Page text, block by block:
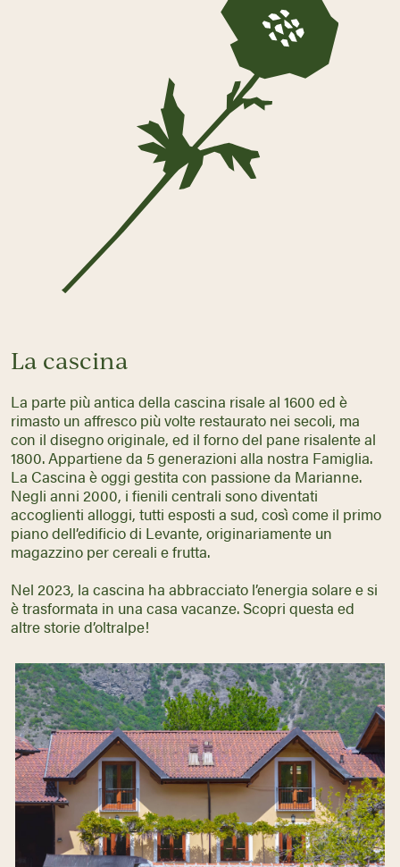
La cascina
La parte più antica della cascina risale al 1600 ed è
rimasto un affresco più volte restaurato nei secoli, ma
con il disegno originale, ed il forno del pane risalente al
1800. Appartiene da 5 generazioni alla nostra Famiglia.
La Cascina è oggi gestita con passione da Marianne.
Negli anni 2000, i fienili centrali sono diventati
accoglienti alloggi, tutti esposti a sud, così come il primo
piano dell’edificio di Levante, originariamente un
magazzino per cereali e frutta.
Nel 2023, la cascina ha abbracciato l’energia solare e si
è trasformata in una casa vacanze. Scopri questa ed
altre storie d’oltralpe!